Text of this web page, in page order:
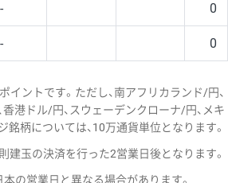
- 0
- 0
イントです。ただし、南アフリカランド/円、
港ドル/円、スウェーデンクローナ/円、メキ
柄については、10万通貨単位となります。
建玉の決済を行った2営業日後となります。
の営業日と異なる場合があります。